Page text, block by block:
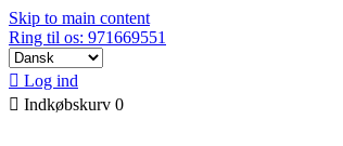
Skip to main content
Ring til os: 971669551
 Log ind
 Indkøbskurv 0